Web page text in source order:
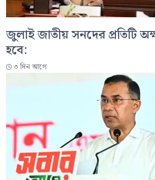
জুলাই জাতীয় সনদের প্রতিটি
হবে:
৩ দিন আগে